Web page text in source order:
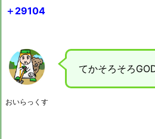
＋29104
おいらっくす
てかそろそろ